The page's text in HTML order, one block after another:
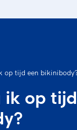
op tijd een
ik op